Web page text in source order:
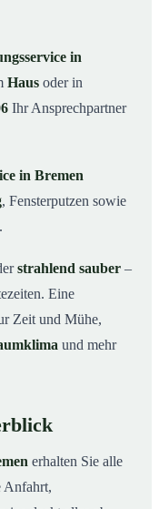
in Bremen
in
Haus oder in
Ihr Ansprechpartner
in Bremen
, Fensterputzen sowie
.
strahlend sauber –
Eine
Zeit und Mühe,
und mehr
erhalten Sie alle
Anfahrt,